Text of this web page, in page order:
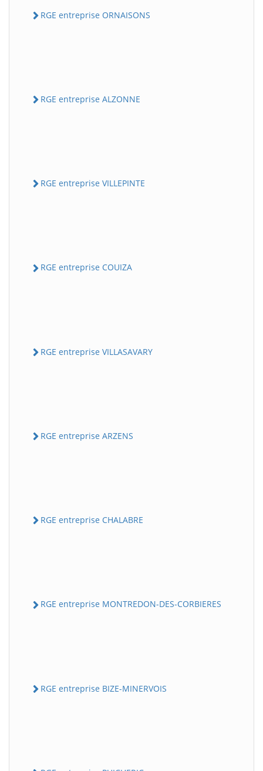
RGE entreprise ORNAISONS
RGE entreprise ALZONNE
RGE entreprise VILLEPINTE
RGE entreprise COUIZA
RGE entreprise VILLASAVARY
RGE entreprise ARZENS
RGE entreprise CHALABRE
RGE entreprise MONTREDON-DES-CORBIERES
RGE entreprise BIZE-MINERVOIS